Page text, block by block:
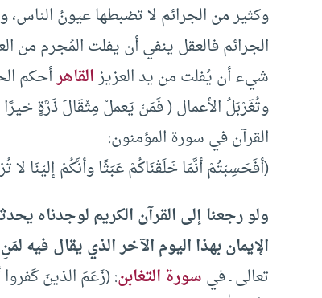
وكثير من الجرائم لا تضبطها عيونُ الناس،
الجرائم فالعقل ينفي أن يفلت المُجرم من
شيء أن يُفلت من يد العزيزالقاهرأحكم
وتُغَرْبَلُ الأعمال ( فَمَنْ يَعملْ مِثْقَالَ ذَرَّةٍ
القرآن في سورة المؤمنون:
(أفَحَسِبْتُمْ أنَّمَا خَلَقْنَاكُمْ عَبَثًا وأنَّكُمْ إليْنَا لا
ولو رجعنا إلى القرآن الكريم لوجدناه
الإيمان بهذا اليوم الآخر الذي يقال فيه
تعالى ـ فيسورة التغابن: (زَعَمَ الذينَ